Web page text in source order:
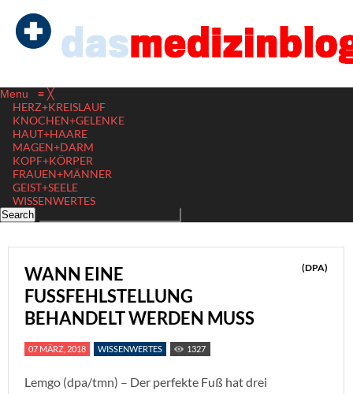
Menu ≡ ╳
HERZ+KREISLAUF
KNOCHEN+GELENKE
HAUT+HAARE
MAGEN+DARM
KOPF+KÖRPER
FRAUEN+MÄNNER
GEIST+SEELE
WISSENWERTES
WANN EINE
FUSSFEHLSTELLUNG
BEHANDELT WERDEN MUSS
(DPA)
07 MÄRZ, 2018 WISSENWERTES 1327
Lemgo (dpa/tmn) – Der perfekte Fuß hat drei